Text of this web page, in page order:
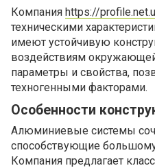
Компания https://
техническими
имеют устойчивую
воздействиям
параметры и свойства,
техногенными факторами.
Особенности
Алюминиевые системы
способствующие
Компания предлагает